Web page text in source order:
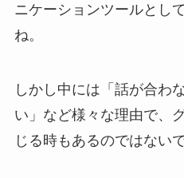
ニケーションツールとし
ね。
しかし中には「話が合わ
い」など様々な理由で、
じる時もあるのではない